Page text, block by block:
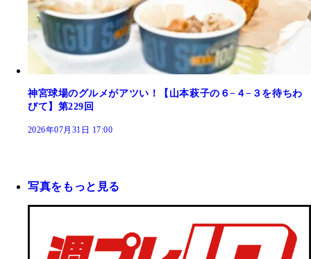
神宮球場のグルメがアツい！【山本萩子の６−４−３を待ちわ
びて】第229回
2026年07月31日 17:00
写真をもっと見る